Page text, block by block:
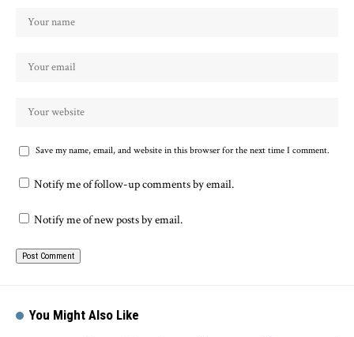
Save my name, email, and website in this browser for the next time I comment.
Notify me of follow-up comments by email.
Notify me of new posts by email.
You Might Also Like